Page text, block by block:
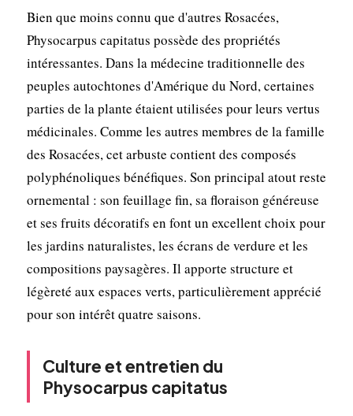
Bien que moins connu que d'autres Rosacées,
Physocarpus capitatus possède des propriétés
intéressantes. Dans la médecine traditionnelle des
peuples autochtones d'Amérique du Nord, certaines
parties de la plante étaient utilisées pour leurs vertus
médicinales. Comme les autres membres de la famille
des Rosacées, cet arbuste contient des composés
polyphénoliques bénéfiques. Son principal atout reste
ornemental : son feuillage fin, sa floraison généreuse
et ses fruits décoratifs en font un excellent choix pour
les jardins naturalistes, les écrans de verdure et les
compositions paysagères. Il apporte structure et
légèreté aux espaces verts, particulièrement apprécié
pour son intérêt quatre saisons.
Culture et entretien du
Physocarpus capitatus